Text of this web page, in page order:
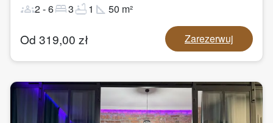
groups2-6bed3bathtub1 square_foot 50 m²
Od 319,00 zł Zarezerwuj